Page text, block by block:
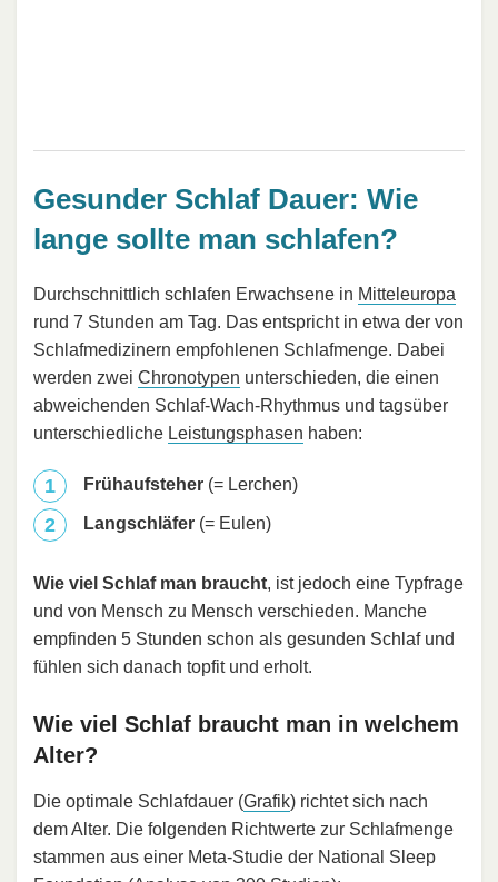
Gesunder Schlaf Dauer: Wie
lange sollte man schlafen?
Durchschnittlich schlafen Erwachsene in Mitteleuropa
rund 7 Stunden am Tag. Das entspricht in etwa der von
Schlafmedizinern empfohlenen Schlafmenge. Dabei
werden zwei Chronotypen unterschieden, die einen
abweichenden Schlaf-Wach-Rhythmus und tagsüber
unterschiedliche Leistungsphasen haben:
Frühaufsteher (= Lerchen)
Langschläfer (= Eulen)
Wie viel Schlaf man braucht, ist jedoch eine Typfrage
und von Mensch zu Mensch verschieden. Manche
empfinden 5 Stunden schon als gesunden Schlaf und
fühlen sich danach topfit und erholt.
Wie viel Schlaf braucht man in welchem
Alter?
Die optimale Schlafdauer (Grafik) richtet sich nach
dem Alter. Die folgenden Richtwerte zur Schlafmenge
stammen aus einer Meta-Studie der National Sleep